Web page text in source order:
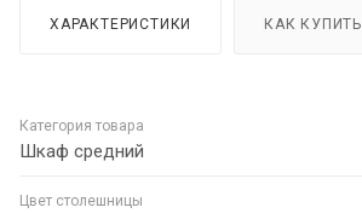
ХАРАКТЕРИСТИКИ КАК КУПИТЬ
Категория товара
Шкаф средний
Цвет столешницы